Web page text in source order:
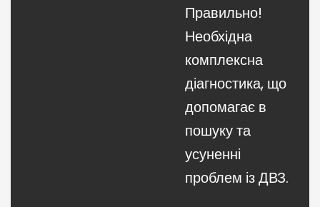
Правильно!
Необхідна
комплексна
діагностика, що
допомагає в
пошуку та
усуненні
проблем із ДВЗ.